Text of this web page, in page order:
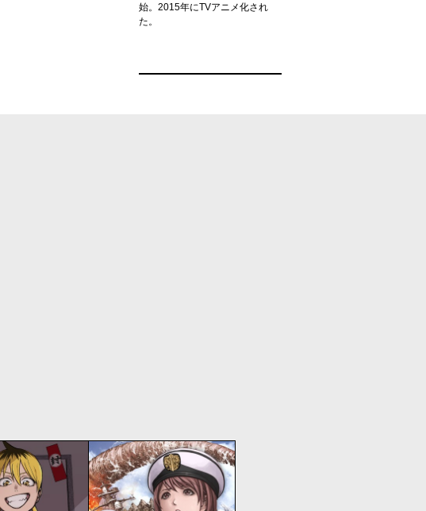
始。2015年にTVアニメ化され
た。